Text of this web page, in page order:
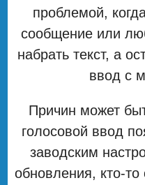
проблемой,
сообщение или
набрать текст, а
ввод с
Причин может
голосовой ввод
заводским
обновления, кто-